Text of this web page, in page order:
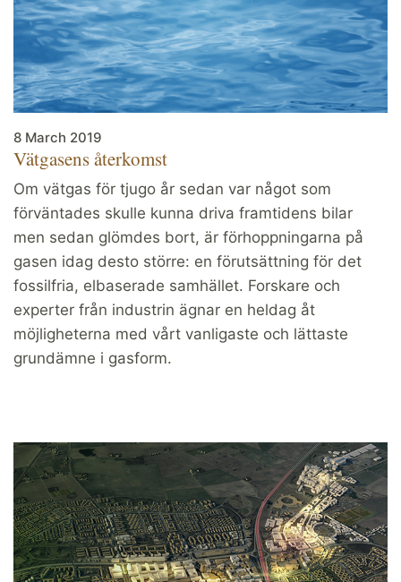
8 March 2019
Vätgasens återkomst
Om vätgas för tjugo år sedan var något som
förväntades skulle kunna driva framtidens bilar
men sedan glömdes bort, är förhoppningarna på
gasen idag desto större: en förutsättning för det
fossilfria, elbaserade samhället. Forskare och
experter från industrin ägnar en heldag åt
möjligheterna med vårt vanligaste och lättaste
grundämne i gasform.